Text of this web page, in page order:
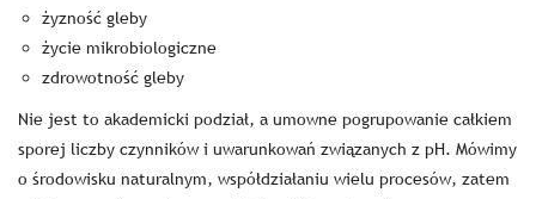
żyzność gleby
życie mikrobiologiczne
zdrowotność gleby
Nie jest to akademicki podział, a umowne pogrupowanie całkiem
sporej liczby czynników i uwarunkowań związanych z pH. Mówimy
o środowisku naturalnym, współdziałaniu wielu procesów, zatem